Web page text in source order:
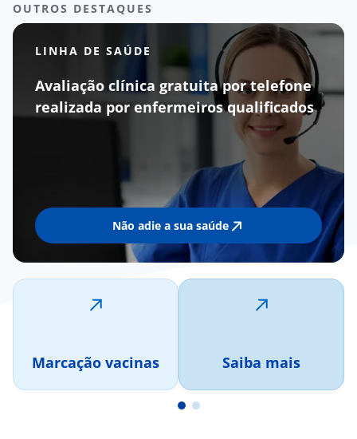
OUTROS DESTAQUES
LINHA DE SAÚDE
Não adie a sua saúde
Avaliação clínica gratuita por telefone
realizada por enfermeiros qualificados
Marcação vacinas Saiba mais